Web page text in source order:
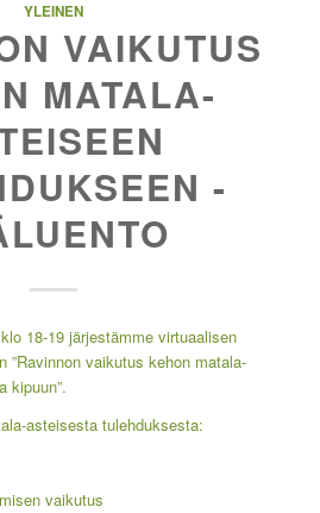
YLEINEN
VAIKUTUS
MATALA-
-
18-19 järjestämme virtuaalisen
”Ravinnon vaikutus kehon matala-
kipuun”.
asteisesta tulehduksesta:
vaikutus